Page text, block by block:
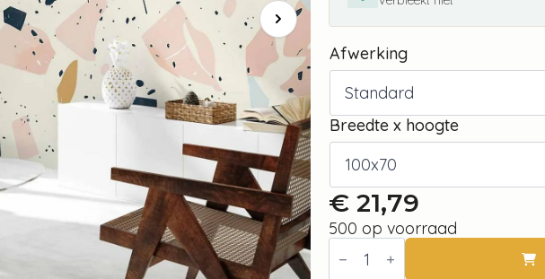
Afwerking
Breedte x hoogte
€ 21,79
500 op voorraad
Fotobehang
Terrazzo